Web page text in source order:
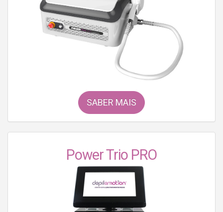
SABER MAIS
Power Trio PRO